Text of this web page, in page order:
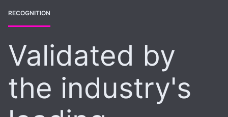
RECOGNITION
Validated by
the industry's